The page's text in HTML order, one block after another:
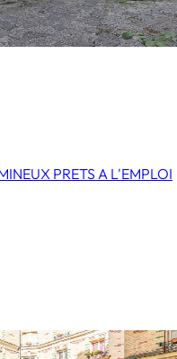
PRETS A L'EMPLOI